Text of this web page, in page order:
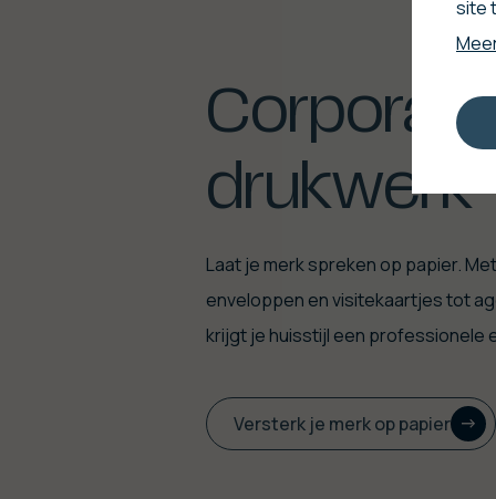
Corporate
drukwerk
Laat je merk spreken op papier.
enveloppen en visitekaartjes tot
krijgt je huisstijl een professionele
Versterk je merk op papier
site